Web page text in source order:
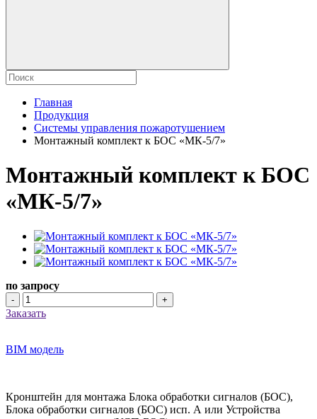
Главная
Продукция
Системы управления пожаротушением
Монтажный комплект к БОС «МК-5/7»
Монтажный комплект к БОС
«МК-5/7»
по запросу
- +
Заказать
BIM модель
Кронштейн для монтажа Блока обработки сигналов (БОС),
Блока обработки сигналов (БОС) исп. А или Устройства